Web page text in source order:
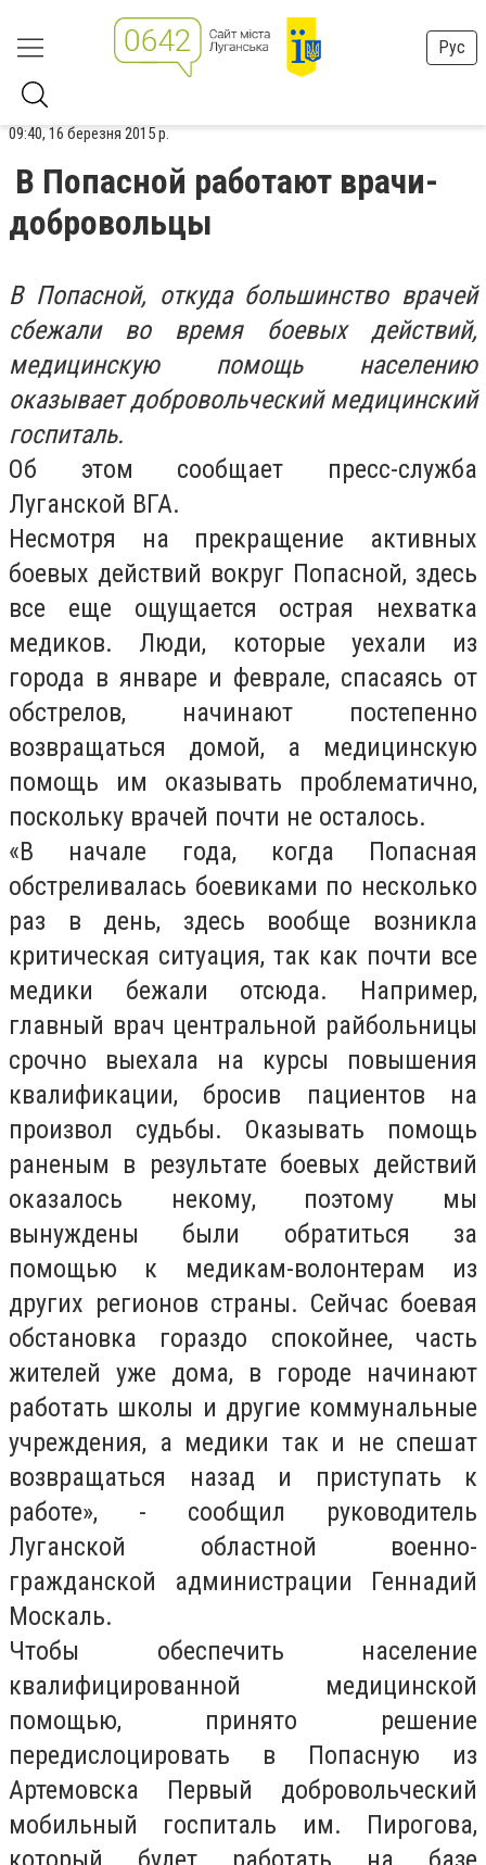
Рус
09:40, 16 березня 2015 р.
В Попасной работают врачи-
добровольцы
В Попасной, откуда большинство врачей
сбежали во время боевых действий,
медицинскую помощь населению
оказывает добровольческий медицинский
госпиталь.
Об этом сообщает пресс-служба
Луганской ВГА.
Несмотря на прекращение активных
боевых действий вокруг Попасной, здесь
все еще ощущается острая нехватка
медиков. Люди, которые уехали из
города в январе и феврале, спасаясь от
обстрелов, начинают постепенно
возвращаться домой, а медицинскую
помощь им оказывать проблематично,
поскольку врачей почти не осталось.
«В начале года, когда Попасная
обстреливалась боевиками по несколько
раз в день, здесь вообще возникла
критическая ситуация, так как почти все
медики бежали отсюда. Например,
главный врач центральной райбольницы
срочно выехала на курсы повышения
квалификации, бросив пациентов на
произвол судьбы. Оказывать помощь
раненым в результате боевых действий
оказалось некому, поэтому мы
вынуждены были обратиться за
помощью к медикам-волонтерам из
других регионов страны. Сейчас боевая
обстановка гораздо спокойнее, часть
жителей уже дома, в городе начинают
работать школы и другие коммунальные
учреждения, а медики так и не спешат
возвращаться назад и приступать к
работе», - сообщил руководитель
Луганской областной военно-
гражданской администрации Геннадий
Москаль.
Чтобы обеспечить население
квалифицированной медицинской
помощью, принято решение
передислоцировать в Попасную из
Артемовска Первый добровольческий
мобильный госпиталь им. Пирогова,